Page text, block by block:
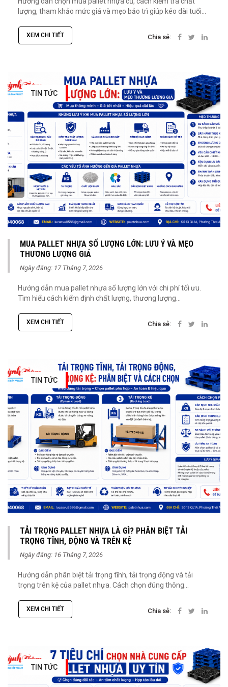
lượng, tham khảo mức giá và mẹo bảo trì giúp kéo dài tuổi...
XEM CHI TIẾT Chia sẻ:
TIN TỨC
MUA PALLET NHỰA SỐ LƯỢNG LỚN: LƯU Ý VÀ MẸO
THƯƠNG LƯỢNG GIÁ
Ngày đăng: 17 Tháng 7, 2026
Hướng dẫn mua pallet nhựa số lượng lớn với chi phí tối ưu.
Tìm hiểu cách kiểm định chất lượng, thương lượng...
XEM CHI TIẾT Chia sẻ:
TIN TỨC
TẢI TRỌNG PALLET NHỰA LÀ GÌ? PHÂN BIỆT TẢI
TRỌNG TĨNH, ĐỘNG VÀ TRÊN KỆ
Ngày đăng: 16 Tháng 7, 2026
Hướng dẫn phân biệt tải trọng tĩnh, tải trọng động và tải
trọng trên kệ của pallet nhựa. Cách chọn đúng thông...
XEM CHI TIẾT Chia sẻ:
TIN TỨC